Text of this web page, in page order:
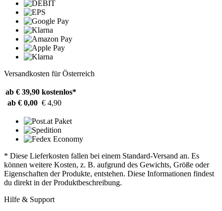
Versandkosten für Österreich
ab € 39,90 kostenlos*
ab € 0,00 € 4,90
* Diese Lieferkosten fallen bei einem Standard-Versand an. Es
können weitere Kosten, z. B. aufgrund des Gewichts, Größe oder
Eigenschaften der Produkte, entstehen. Diese Informationen findest
du direkt in der Produktbeschreibung.
Hilfe & Support